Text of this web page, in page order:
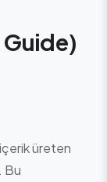
üreten
Bu